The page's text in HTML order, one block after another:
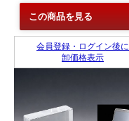
この商品を見る
会員登録・ログイン後に
卸価格表示